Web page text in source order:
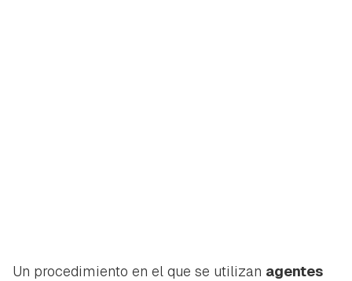
Un procedimiento en el que se utilizan agentes